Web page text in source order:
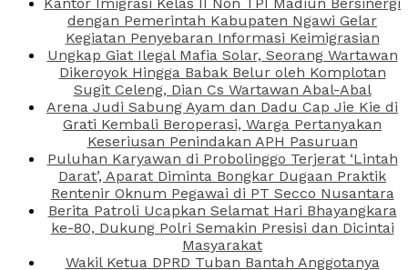
dengan Pemerintah Kabupaten Ngawi Gelar
Kegiatan Penyebaran Informasi Keimigrasian
Ungkap Giat Ilegal Mafia Solar, Seorang Wartawan
Dikeroyok Hingga Babak Belur oleh Komplotan
Sugit Celeng, Dian Cs Wartawan Abal-Abal
Arena Judi Sabung Ayam dan Dadu Cap Jie Kie di
Grati Kembali Beroperasi, Warga Pertanyakan
Keseriusan Penindakan APH Pasuruan
Puluhan Karyawan di Probolinggo Terjerat ‘Lintah
Darat’, Aparat Diminta Bongkar Dugaan Praktik
Rentenir Oknum Pegawai di PT Secco Nusantara
Berita Patroli Ucapkan Selamat Hari Bhayangkara
ke-80, Dukung Polri Semakin Presisi dan Dicintai
Masyarakat
Wakil Ketua DPRD Tuban Bantah Anggotanya